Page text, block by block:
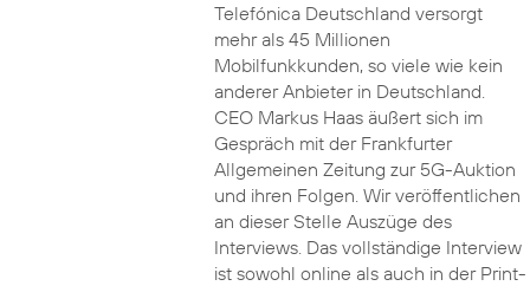
Telefónica Deutschland versorgt
mehr als 45 Millionen
Mobilfunkkunden, so viele wie kein
anderer Anbieter in Deutschland.
CEO Markus Haas äußert sich im
Gespräch mit der Frankfurter
Allgemeinen Zeitung zur 5G-Auktion
und ihren Folgen. Wir veröffentlichen
an dieser Stelle Auszüge des
Interviews. Das vollständige Interview
ist sowohl online als auch in der Print-